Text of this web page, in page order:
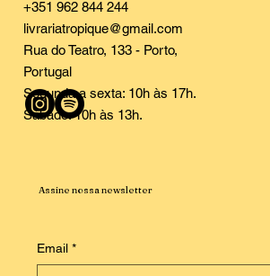
+351 962 844 244
livrariatropique@gmail.com
Rua do Teatro, 133 - Porto,
Portugal
Segunda a sexta: 10h às 17h.
Sábado: 10h às 13h.
Email *
Assine nossa newsletter